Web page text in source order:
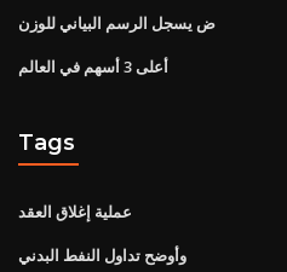
ض يسجل الرسم البياني للوزن
أعلى 3 أسهم في العالم
Tags
عملية إغلاق العقد
وأوضح تداول النفط البدني